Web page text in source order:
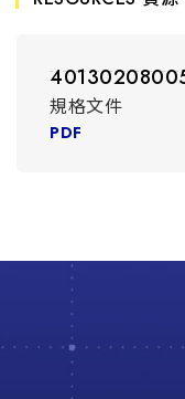
規格文件
PDF